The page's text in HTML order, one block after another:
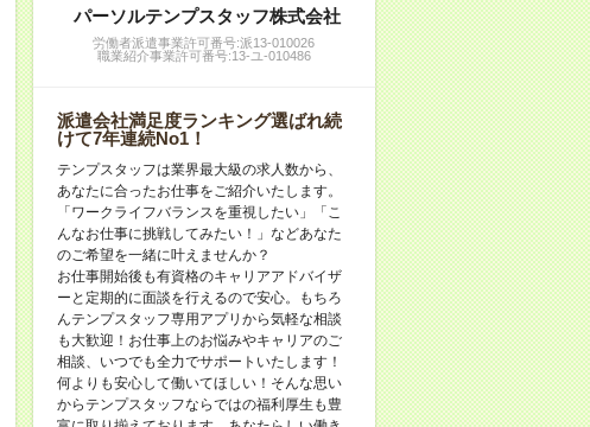
パーソルテンプスタッフ株式会社
労働者派遣事業許可番号:派13-010026
職業紹介事業許可番号:13-ユ-010486
派遣会社満足度ランキング選ばれ続
けて7年連続No1！
テンプスタッフは業界最大級の求人数から、
あなたに合ったお仕事をご紹介いたします。
「ワークライフバランスを重視したい」「こ
んなお仕事に挑戦してみたい！」などあなた
のご希望を一緒に叶えませんか？
お仕事開始後も有資格のキャリアアドバイザ
ーと定期的に面談を行えるので安心。もちろ
んテンプスタッフ専用アプリから気軽な相談
も大歓迎！お仕事上のお悩みやキャリアのご
相談、いつでも全力でサポートいたします！
何よりも安心して働いてほしい！そんな思い
からテンプスタッフならではの福利厚生も豊